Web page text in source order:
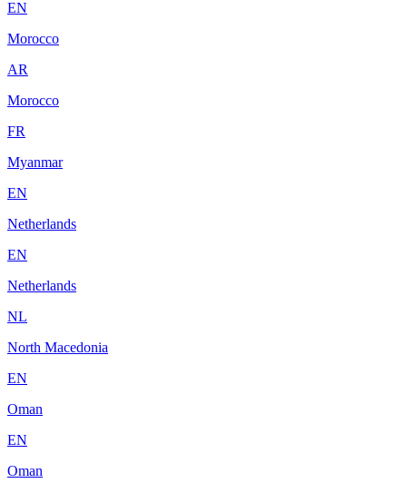
EN
Morocco
AR
Morocco
FR
Myanmar
EN
Netherlands
EN
Netherlands
NL
North Macedonia
EN
Oman
EN
Oman